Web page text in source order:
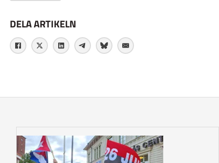
DELA ARTIKELN